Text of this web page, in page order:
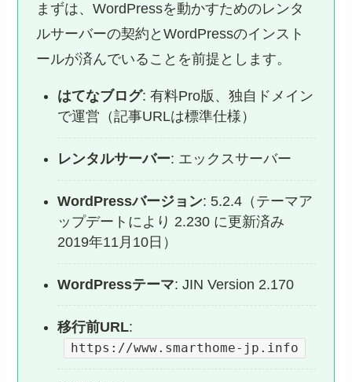
まずは、WordPressを動かすためのレンタ
ルサーバーの契約とWordPressのインスト
ールが済んでいることを前提とします。
はてなブログ: 有料Pro版、独自ドメイン
で運営（記事URLは標準仕様）
レンタルサーバー: エックスサーバー
WordPressバージョン: 5.2.4（テーマア
ップデートにより 2.230 に更新済み
2019年11月10日）
WordPressテーマ: JIN Version 2.170
移行前URL:
https://www.smarthome-jp.info